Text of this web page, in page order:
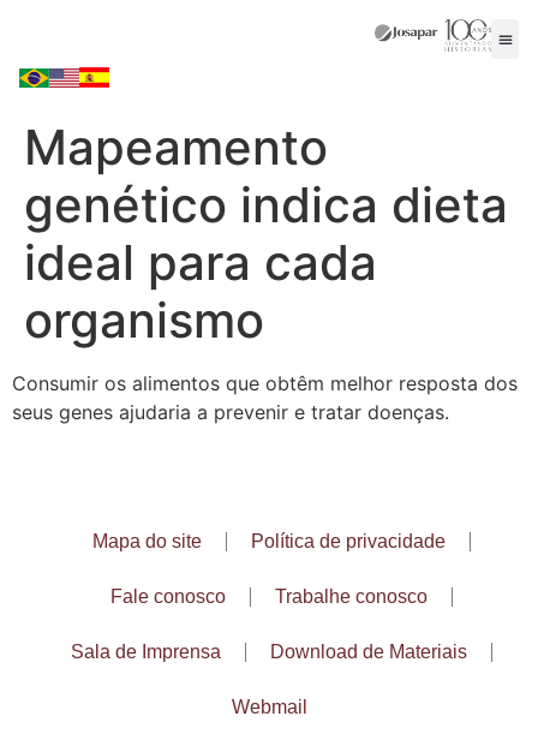
Mapeamento
genético indica dieta
ideal para cada
organismo
Consumir os alimentos que obtêm melhor resposta dos
seus genes ajudaria a prevenir e tratar doenças.
Mapa do site Política de privacidade
Fale conosco Trabalhe conosco
Sala de Imprensa Download de Materiais
Webmail